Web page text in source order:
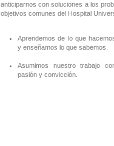
anticiparnos con soluciones a los
objetivos comunes del Hospital
Aprendemos de lo que
y enseñamos lo que sabemos.
Asumimos nuestro trabajo
pasión y convicción.